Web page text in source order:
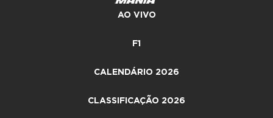
AO VIVO
F1
CALENDÁRIO 2026
CLASSIFICAÇÃO 2026